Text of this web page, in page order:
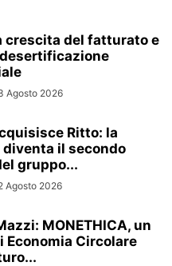
crescita del fatturato e
Agosto 2026
Ritto: la
diventa il secondo
gruppo...
Agosto 2026
MONETHICA, un
Economia Circolare